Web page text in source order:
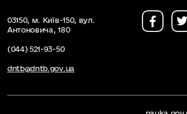
03150, м. Київ-150, вул.
Антоновича, 180
(044) 521-93-50
dntb@dntb.gov.ua